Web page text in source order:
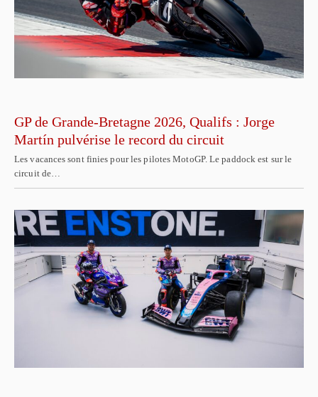
GP de Grande-Bretagne 2026, Qualifs : Jorge
Martín pulvérise le record du circuit
Les vacances sont finies pour les pilotes MotoGP. Le paddock est sur le
circuit de…